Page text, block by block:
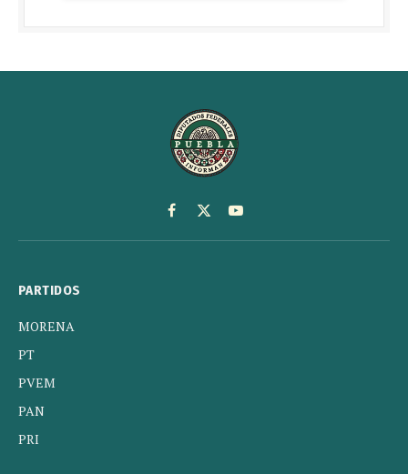
Facebook
X
(Twitter)
YouTube
PARTIDOS
MORENA
PT
PVEM
PAN
PRI